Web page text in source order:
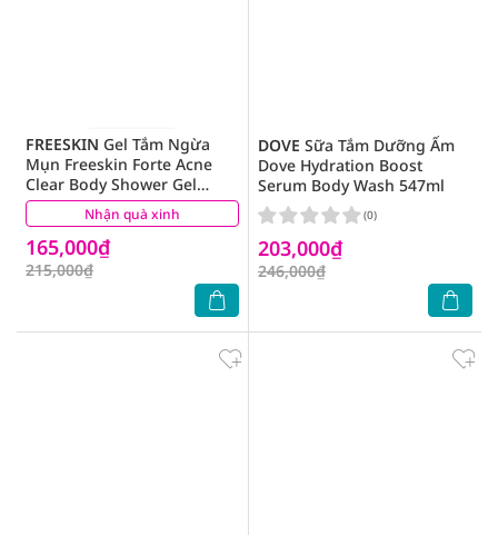
Nhận quà xinh
FREESKIN Gel Tắm Ngừa
Mụn Freeskin Forte Acne
Clear Body Shower Gel
Dùng Cho Mụn Lưng, Mụn
Cơ Thể, Viêm Nang Lông
250g
165,000₫
215,000₫
(0)
DOVE Sữa Tắm Dưỡng Ẩm
Dove Hydration Boost
Serum Body Wash 547ml
203,000₫
246,000₫
(0)